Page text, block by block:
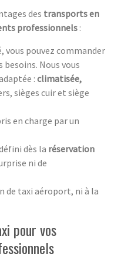
des transports en
professionnels :
vous pouvez commander
besoins. Nous vous
: climatisée,
sièges cuir et siège
en charge par un
dès la réservation
ni de
de taxi aéroport, ni à la
pour vos